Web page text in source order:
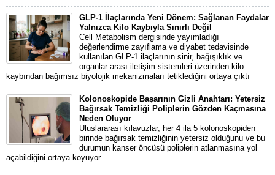
GLP-1 İlaçlarında Yeni Dönem: Sağlanan Faydalar
Yalnızca Kilo Kaybıyla Sınırlı Değil
Cell Metabolism dergisinde yayımladığı
değerlendirme zayıflama ve diyabet tedavisinde
kullanılan GLP-1 ilaçlarının sinir, bağışıklık ve
organlar arası iletişim sistemleri üzerinden kilo
kaybından bağımsız biyolojik mekanizmaları tetiklediğini ortaya çıktı
Kolonoskopide Başarının Gizli Anahtarı: Yetersiz
Bağırsak Temizliği Poliplerin Gözden Kaçmasına
Neden Oluyor
Uluslararası kılavuzlar, her 4 ila 5 kolonoskopiden
birinde bağırsak temizliğinin yetersiz olduğunu ve bu
durumun kanser öncüsü poliplerin atlanmasına yol
açabildiğini ortaya koyuyor.